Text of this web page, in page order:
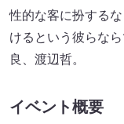
性的な客に扮する
けるという彼らな
良、渡辺哲。
イベント概要